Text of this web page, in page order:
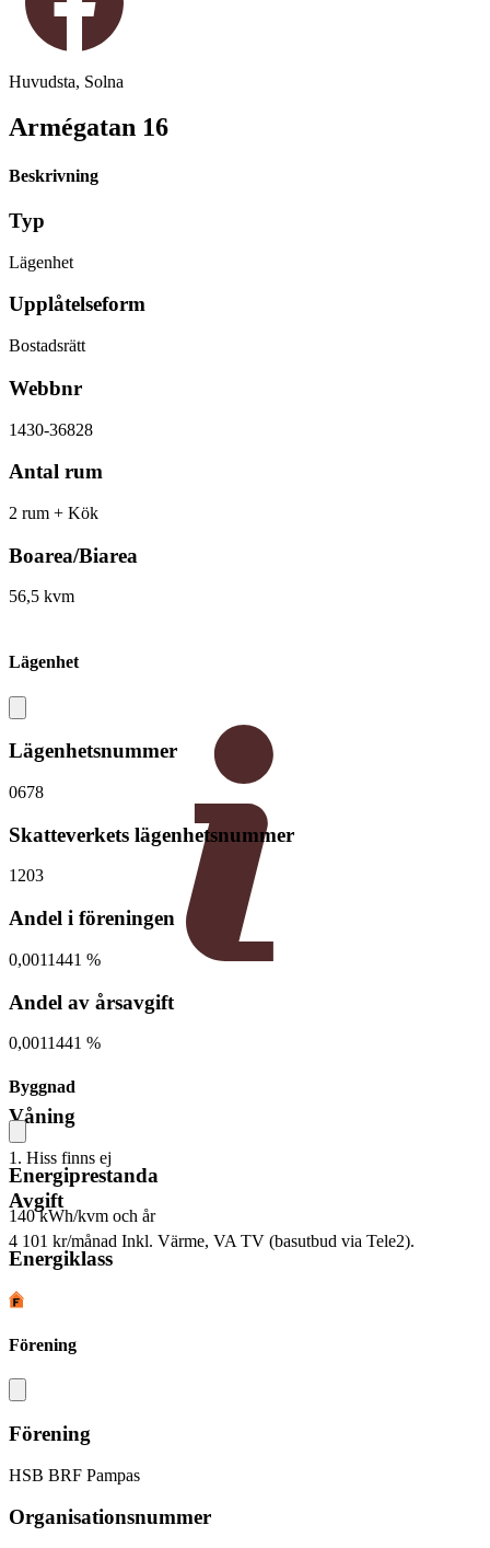
Huvudsta, Solna
Armégatan 16
Beskrivning
Typ
Lägenhet
Upplåtelseform
Bostadsrätt
Webbnr
1430-36828
Antal rum
2 rum + Kök
Boarea/Biarea
56,5 kvm
Våning
1. Hiss finns ej
Avgift
4 101 kr/månad Inkl. Värme, VA TV (basutbud via Tele2).
Lägenhet
Lägenhetsnummer
0678
Skatteverkets lägenhetsnummer
1203
Andel i föreningen
0,0011441 %
Andel av årsavgift
0,0011441 %
Byggnad
Energiprestanda
140 kWh/kvm och år
Energiklass
Förening
Förening
HSB BRF Pampas
Organisationsnummer